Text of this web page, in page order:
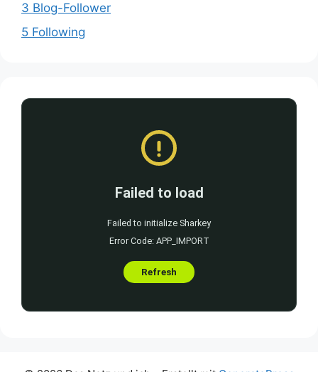
3 Blog-Follower
5 Following